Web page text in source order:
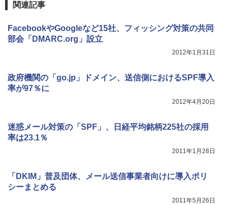
関連記事
FacebookやGoogleなど15社、フィッシング対策の共同
部会「DMARC.org」設立
2012年1月31日
政府機関の「go.jp」ドメイン、送信側におけるSPF導入
率が97％に
2012年4月20日
迷惑メール対策の「SPF」、日経平均銘柄225社の採用
率は23.1％
2011年1月28日
「DKIM」普及団体、メール送信事業者向けに導入ポリ
シーまとめる
2011年5月26日